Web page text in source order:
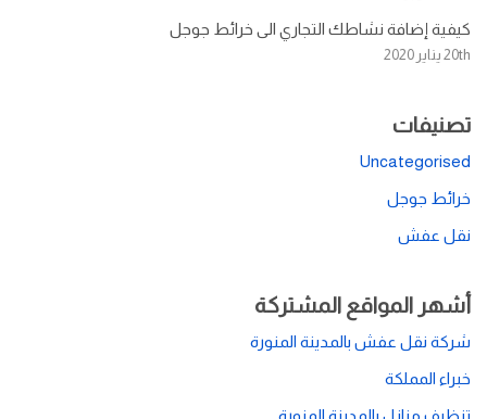
كيفية إضافة نشاطك التجاري الى خرائط جوجل
20th يناير 2020
تصنيفات
Uncategorised
خرائط جوجل
نقل عفش
أشهر المواقع المشتركة
شركة نقل عفش بالمدينة المنورة
خبراء المملكة